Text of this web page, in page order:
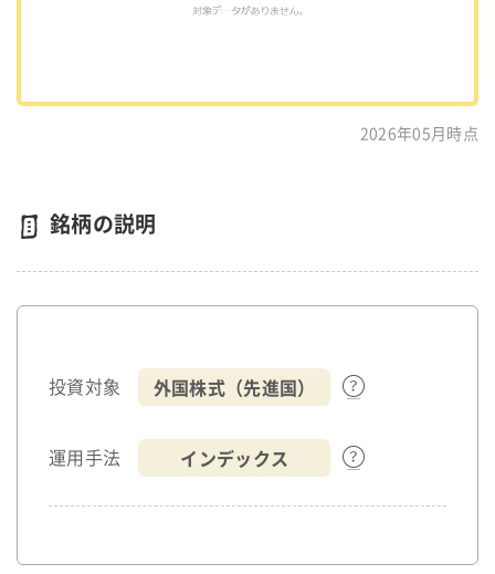
2026年05月時点
銘柄の説明
投資対象 外国株式（先進国）
運用手法 インデックス